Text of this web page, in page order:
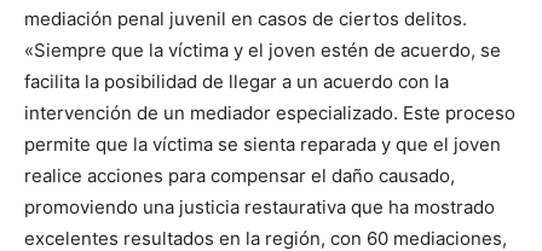
mediación penal juvenil en casos de ciertos delitos.
«Siempre que la víctima y el joven estén de acuerdo, se
facilita la posibilidad de llegar a un acuerdo con la
intervención de un mediador especializado. Este proceso
permite que la víctima se sienta reparada y que el joven
realice acciones para compensar el daño causado,
promoviendo una justicia restaurativa que ha mostrado
excelentes resultados en la región, con 60 mediaciones,